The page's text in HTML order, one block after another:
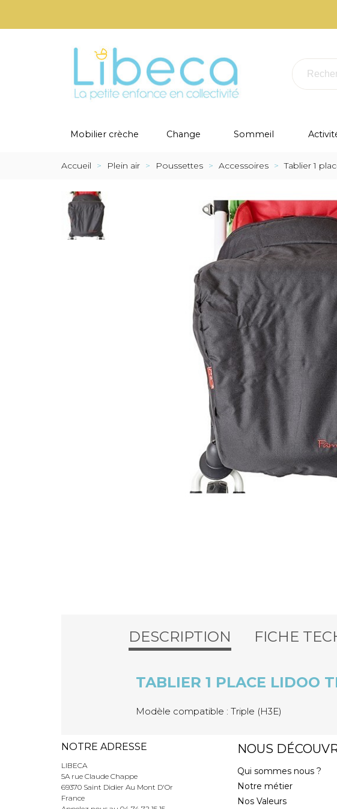
Mobilier crèche Change Sommeil
Accueil > Plein air > Poussettes > Accessoires > Tablier 1
DESCRIPTION FICHE
TABLIER 1 PLACE LIDOO
Modèle compatible : Triple (H3E)
NOTRE ADRESSE
LIBECA
5A rue Claude Chappe
69370 Saint Didier Au Mont D'Or
France
NOUS
Qui sommes nous ?
Notre métier
Nos Valeurs